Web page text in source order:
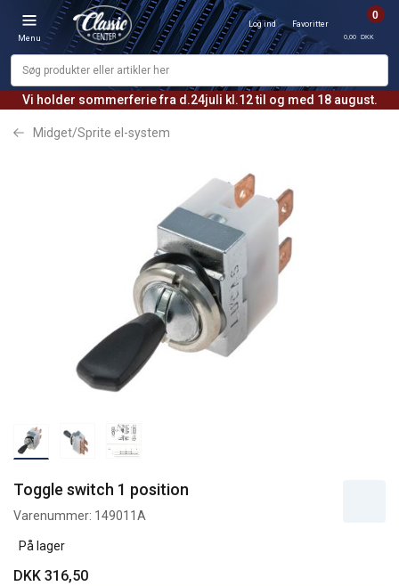
Vi holder sommerferie fra d.24juli kl.12 til og med 18 august.
Menu
Log ind Favoritter
0
0,00 DKK
Midget/Sprite el-system
Toggle switch 1 position
Varenummer: 149011A
På lager
DKK 316,50